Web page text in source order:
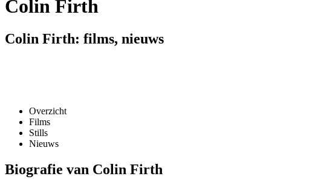
Colin Firth
Colin Firth: films, nieuws
Overzicht
Films
Stills
Nieuws
Biografie van Colin Firth